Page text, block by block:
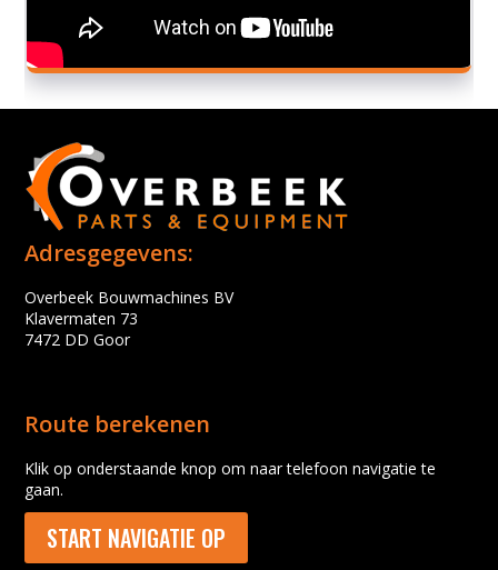
Adresgegevens:
Overbeek Bouwmachines BV
Klavermaten 73
7472 DD Goor
Route berekenen
Klik op onderstaande knop om naar telefoon navigatie te
gaan.
START NAVIGATIE OP